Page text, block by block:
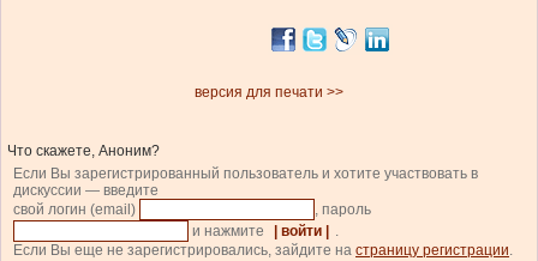
версия для печати >>
Что скажете, Аноним?
Если Вы зарегистрированный пользователь и хотите участвовать в
дискуссии — введите
свой логин (email)
, пароль
и нажмите
| войти |
.
Если Вы еще не зарегистрировались, зайдите на страницу регистрации.